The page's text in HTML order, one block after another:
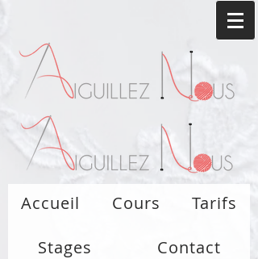
Accueil Cours Tarifs
Stages Contact